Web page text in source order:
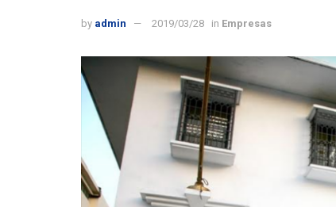
by admin 2019/03/28 in Empresas